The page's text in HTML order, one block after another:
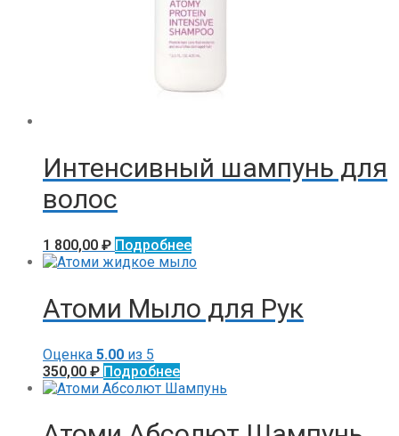
Интенсивный шампунь для
волос
1 800,00 ₽ Подробнее
Атоми Мыло для Рук
Оценка 5.00 из 5
350,00 ₽ Подробнее